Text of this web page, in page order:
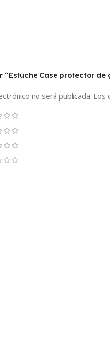
“Estuche Case protector de
no será publicada. Los